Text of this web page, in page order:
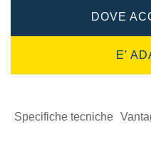
DOVE
E'
Specifiche tecniche